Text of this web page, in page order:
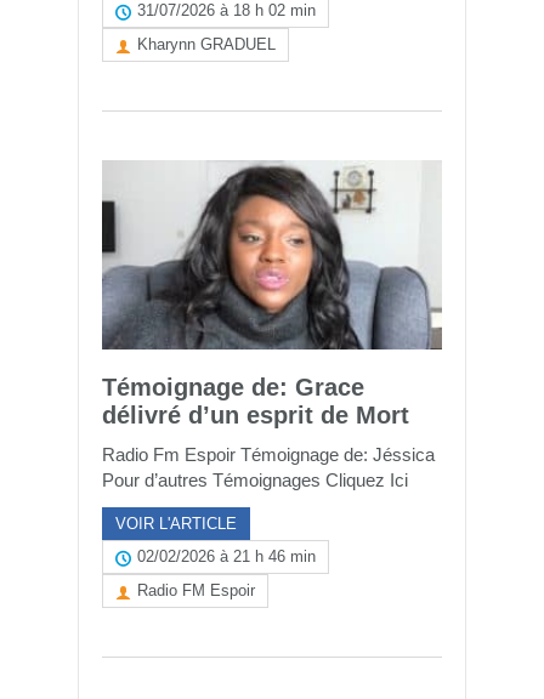
31/07/2026 à 18 h 02 min
Kharynn GRADUEL
Témoignage de: Grace
délivré d’un esprit de Mort
Radio Fm Espoir Témoignage de: Jéssica
Pour d’autres Témoignages Cliquez Ici
VOIR L'ARTICLE
02/02/2026 à 21 h 46 min
Radio FM Espoir